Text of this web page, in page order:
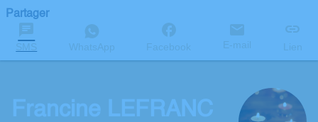
Partager
SMS WhatsApp Facebook E-mail Lien
Francine LEFRANC